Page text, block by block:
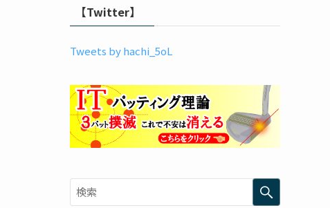
【Twitter】
Tweets by hachi_5oL